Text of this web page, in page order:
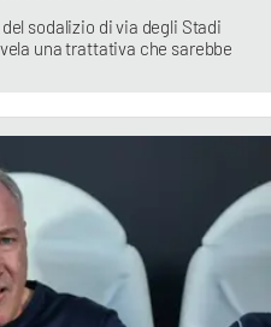
sodalizio di via degli Stadi
una trattativa che sarebbe